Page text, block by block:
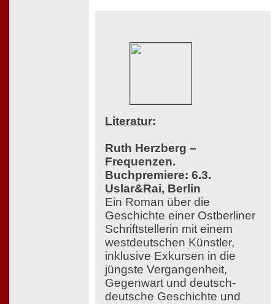
Literatur:
Ruth Herzberg –
Frequenzen.
Buchpremiere: 6.3.
Uslar&Rai, Berlin
Ein Roman über die
Geschichte einer Ostberliner
Schriftstellerin mit einem
westdeutschen Künstler,
inklusive Exkursen in die
jüngste Vergangenheit,
Gegenwart und deutsch-
deutsche Geschichte und